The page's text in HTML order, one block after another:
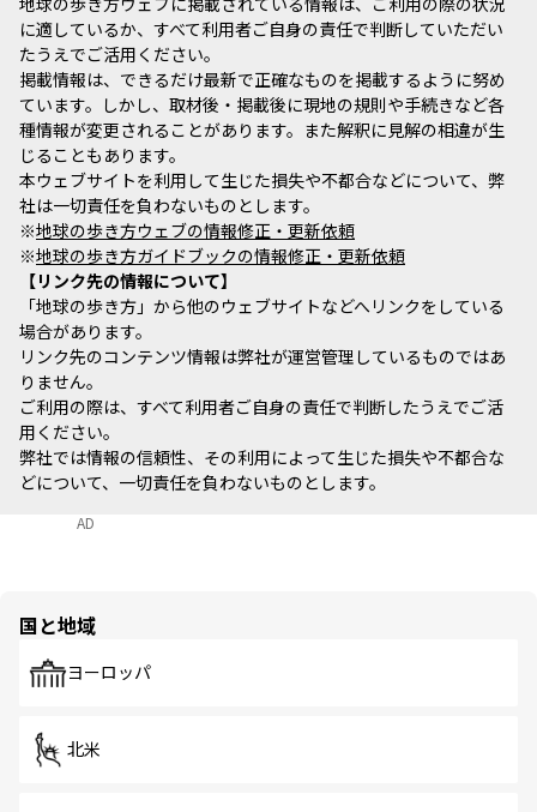
に適しているか、すべて利用者ご自身の責任で判断していただい
たうえでご活用ください。
掲載情報は、できるだけ最新で正確なものを掲載するように努め
ています。しかし、取材後・掲載後に現地の規則や手続きなど各
種情報が変更されることがあります。また解釈に見解の相違が生
じることもあります。
本ウェブサイトを利用して生じた損失や不都合などについて、弊
社は一切責任を負わないものとします。
※地球の歩き方ウェブの情報修正・更新依頼
※地球の歩き方ガイドブックの情報修正・更新依頼
リンク先の情報について
「地球の歩き方」から他のウェブサイトなどへリンクをしている
場合があります。
リンク先のコンテンツ情報は弊社が運営管理しているものではあ
りません。
ご利用の際は、すべて利用者ご自身の責任で判断したうえでご活
用ください。
弊社では情報の信頼性、その利用によって生じた損失や不都合な
どについて、一切責任を負わないものとします。
AD
国と地域
ヨーロッパ
北米